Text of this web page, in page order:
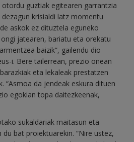
otordu guztiak egitearen garrantzia
krisialdi latz momentu
askok ez dituztela eguneko
jatearen, bariatu eta orekatu
baizik”, gailendu dio
i. Bere tailerrean, prezio onean
eta lekaleak prestatzen
“Asmoa da jendeak eskura dituen
egokian topa daitezkeenak,
sukaldariak maitasun eta
bat proiektuarekin. “Nire ustez,